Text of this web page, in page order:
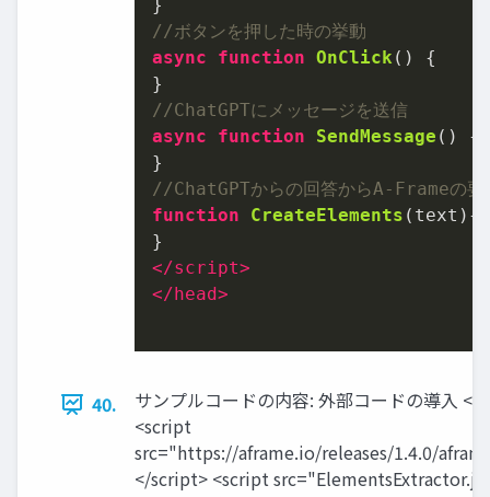
//ボタンを押した時の挙動
async
function OnClick ( ) {
//ChatGPTにメッセージを送信
async
function SendMessage ( ) {
//ChatGPTからの回答からA-Frameの要
function
CreateElements ( text ){
</script>
</head>
40.
サンプルコードの内容: 外部コードの導⼊
<script
src="https://aframe.io/releases/1.4.0/
</script> <script